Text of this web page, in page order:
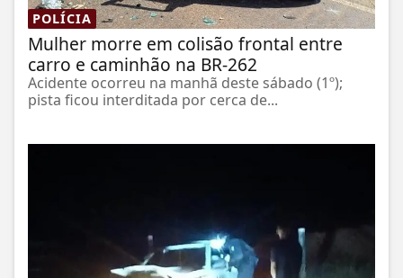
POLÍCIA
Mulher morre em colisão frontal entre
carro e caminhão na BR-262
Acidente ocorreu na manhã deste sábado (1º);
pista ficou interditada por cerca de...